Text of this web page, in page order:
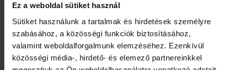
Ez a weboldal sütiket használ
Sütiket használunk a tartalmak és hirdetések személyre
szabásához, a közösségi funkciók biztosításához,
valamint weboldalforgalmunk elemzéséhez. Ezenkívül
közösségi média-, hirdető- és elemező partnereinkkel